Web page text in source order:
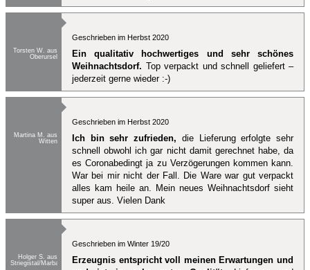
Torsten W. aus
Oberursel
Geschrieben im Herbst 2020
Ein qualitativ hochwertiges und sehr schönes
Weihnachtsdorf. Top verpackt und schnell geliefert –
jederzeit gerne wieder :-)
Martina M. aus
Witten
Geschrieben im Herbst 2020
Ich bin sehr zufrieden, die Lieferung erfolgte sehr
schnell obwohl ich gar nicht damit gerechnet habe, da
es Coronabedingt ja zu Verzögerungen kommen kann.
War bei mir nicht der Fall. Die Ware war gut verpackt
alles kam heile an. Mein neues Weihnachtsdorf sieht
super aus. Vielen Dank
Holger S. aus
Striegistal/Marbach
Geschrieben im Winter 19/20
Erzeugnis entspricht voll meinen Erwartungen und